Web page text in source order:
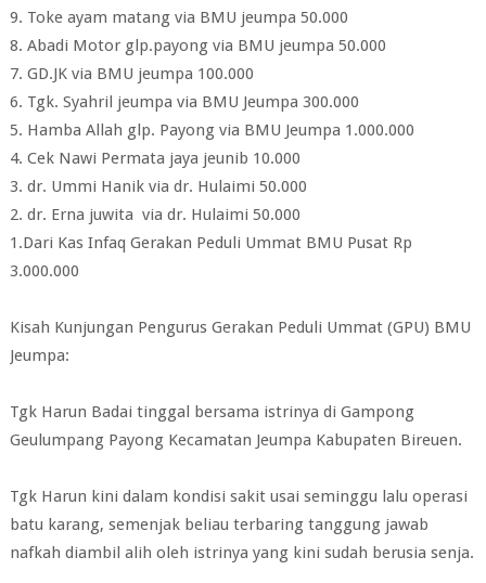
9. Toke ayam matang via BMU jeumpa 50.000
8. Abadi Motor glp.payong via BMU jeumpa 50.000
7. GD.JK via BMU jeumpa 100.000
6. Tgk. Syahril jeumpa via BMU Jeumpa 300.000
5. Hamba Allah glp. Payong via BMU Jeumpa 1.000.000
4. Cek Nawi Permata jaya jeunib 10.000
3. dr. Ummi Hanik via dr. Hulaimi 50.000
2. dr. Erna juwita via dr. Hulaimi 50.000
1.Dari Kas Infaq Gerakan Peduli Ummat BMU Pusat Rp
3.000.000
Kisah Kunjungan Pengurus Gerakan Peduli Ummat (GPU) BMU
Jeumpa:
Tgk Harun Badai tinggal bersama istrinya di Gampong
Geulumpang Payong Kecamatan Jeumpa Kabupaten Bireuen.
Tgk Harun kini dalam kondisi sakit usai seminggu lalu operasi
batu karang, semenjak beliau terbaring tanggung jawab
nafkah diambil alih oleh istrinya yang kini sudah berusia senja.